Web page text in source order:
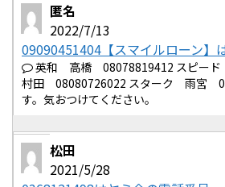
匿名
2022/7/13
09090451404【スマイルローン】
英和 高橋 08078819412 スピー
村田 08080726022 スターク 雨宮
す。気おつけてください。
松田
2021/5/28